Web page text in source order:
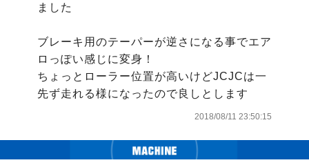
ました
ブレーキ用のテーパーが逆さになる事でエア
ロっぽい感じに変身！
ちょっとローラー位置が高いけどJCJCは一
先ず走れる様になったので良しとします
2018/08/11 23:50:15